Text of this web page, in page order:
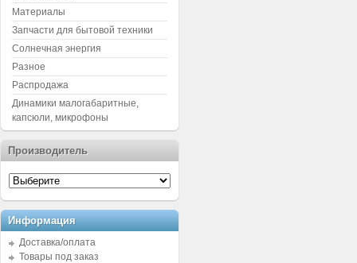
Материалы
Запчасти для бытовой техники
Солнечная энергия
Разное
Распродажа
Динамики малогабаритные,
капсюли, микрофоны
Производитель
Информация
Доставка/оплата
Товары под заказ